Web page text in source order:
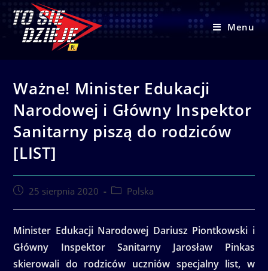
content
Menu
Ważne! Minister Edukacji
Narodowej i Główny Inspektor
Sanitarny piszą do rodziców
[LIST]
Post25 sierpnia 2020
PostPolska
Minister Edukacji Narodowej Dariusz Piontkowski i
Główny Inspektor Sanitarny Jarosław Pinkas
skierowali do rodziców uczniów specjalny list, w